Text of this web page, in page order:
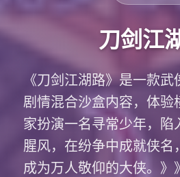
刀剑江
《刀剑江湖路》是一款
剧情混合沙盒内容，体验
家扮演一名寻常少年，陷
腥风，在纷争中成就侠名
成为万人敬仰的大侠。》